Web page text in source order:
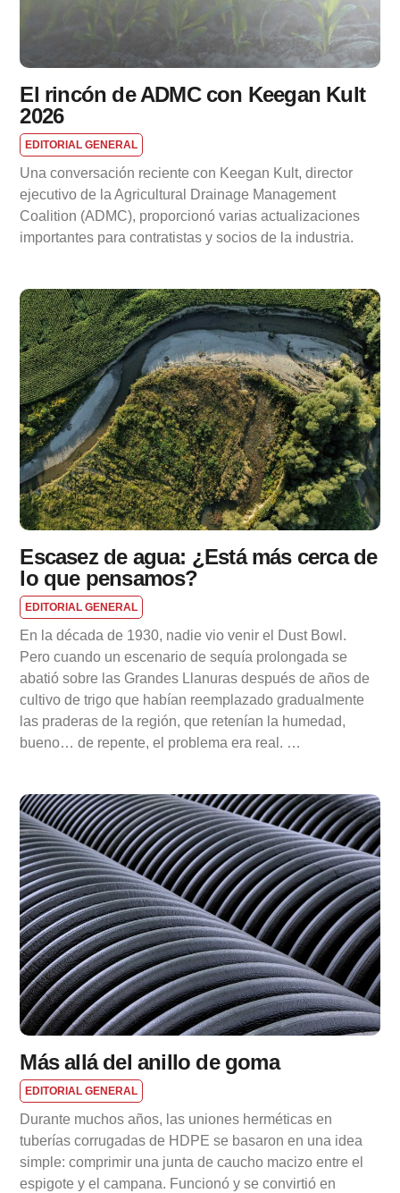
El rincón de ADMC con Keegan Kult
2026
EDITORIAL GENERAL
Una conversación reciente con Keegan Kult, director
ejecutivo de la Agricultural Drainage Management
Coalition (ADMC), proporcionó varias actualizaciones
importantes para contratistas y socios de la industria.
Escasez de agua: ¿Está más cerca de
lo que pensamos?
EDITORIAL GENERAL
En la década de 1930, nadie vio venir el Dust Bowl.
Pero cuando un escenario de sequía prolongada se
abatió sobre las Grandes Llanuras después de años de
cultivo de trigo que habían reemplazado gradualmente
las praderas de la región, que retenían la humedad,
bueno… de repente, el problema era real. …
Más allá del anillo de goma
EDITORIAL GENERAL
Durante muchos años, las uniones herméticas en
tuberías corrugadas de HDPE se basaron en una idea
simple: comprimir una junta de caucho macizo entre el
espigote y el campana. Funcionó y se convirtió en